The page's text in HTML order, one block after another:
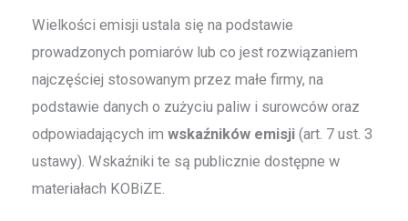
Wielkości emisji ustala się na podstawie
prowadzonych pomiarów lub co jest rozwiązaniem
najczęściej stosowanym przez małe firmy, na
podstawie danych o zużyciu paliw i surowców oraz
odpowiadających imwskaźników emisji (art. 7 ust. 3
ustawy). Wskaźniki te są publicznie dostępne w
materiałach KOBiZE.